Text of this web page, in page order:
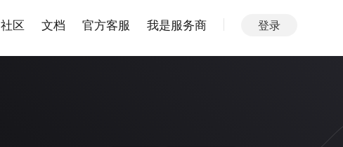
社区 文档 官方客服 我是服务商 登录